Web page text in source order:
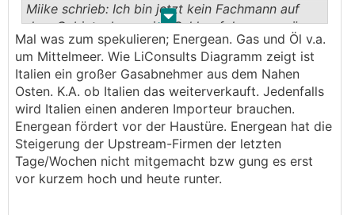
. .
Miike schrieb: Ich bin jetzt kein Fachmann auf
dem Gebiet, aber meine Schlussfolgerung wäre,
dass die Krise im Nahen Osten eigentlich
katastrophalere Auswirkungen auf den Gaspreis
haben müsste als das beim Ukrainekrieg der Fall
war.
───────────────
ja - speziell wenn man sich ansieht, wohin die
LNG Exporte hingehen (sollten):
Mal was zum spekulieren; Energean. Gas und Öl v.a.
um Mittelmeer. Wie LiConsults Diagramm zeigt ist
Italien ein großer Gasabnehmer aus dem Nahen
Osten. K.A. ob Italien das weiterverkauft. Jedenfalls
wird Italien einen anderen Importeur brauchen.
Energean fördert vor der Haustüre. Energean hat die
Steigerung der Upstream-Firmen der letzten
Tage/Wochen nicht mitgemacht bzw gung es erst
vor kurzem hoch und heute runter.